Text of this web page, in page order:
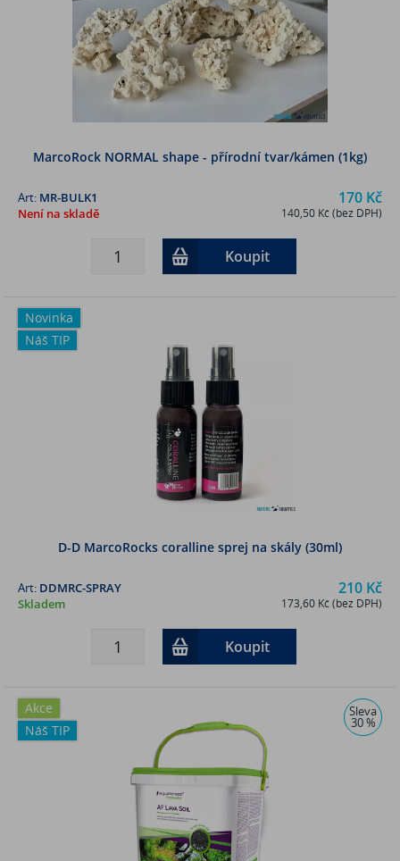
MarcoRock NORMAL shape - přírodní tvar/kámen (1kg)
170 Kč
140,50 Kč (bez DPH)
Art: MR-BULK1
Není na skladě
Koupit
Novinka
Náš TIP
D-D MarcoRocks coralline sprej na skály (30ml)
210 Kč
173,60 Kč (bez DPH)
Art: DDMRC-SPRAY
Skladem
Koupit
Akce
Náš TIP
Sleva
30 %